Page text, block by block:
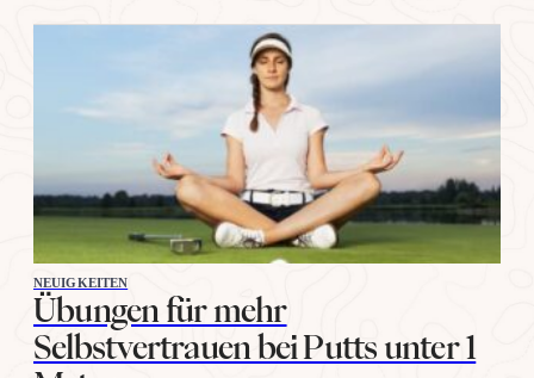
NEUIGKEITEN
Übungen für mehr
Selbstvertrauen bei Putts unter 1